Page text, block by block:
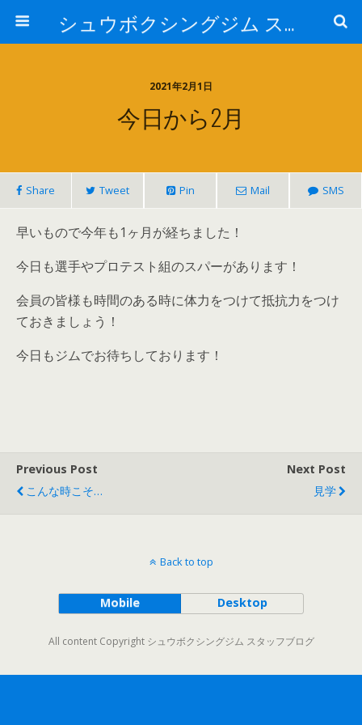
シュウボクシングジム スタッフブログ
2021年2月1日
今日から2月
Share Tweet Pin Mail SMS
早いもので今年も1ヶ月が経ちました！
今日も選手やプロテスト組のスパーがあります！
会員の皆様も時間のある時に体力をつけて抵抗力をつけ
ておきましょう！
今日もジムでお待ちしております！
Previous Post
こんな時こそ…
Next Post
見学
Back to top
Mobile Desktop
All content Copyright シュウボクシングジム スタッフブログ